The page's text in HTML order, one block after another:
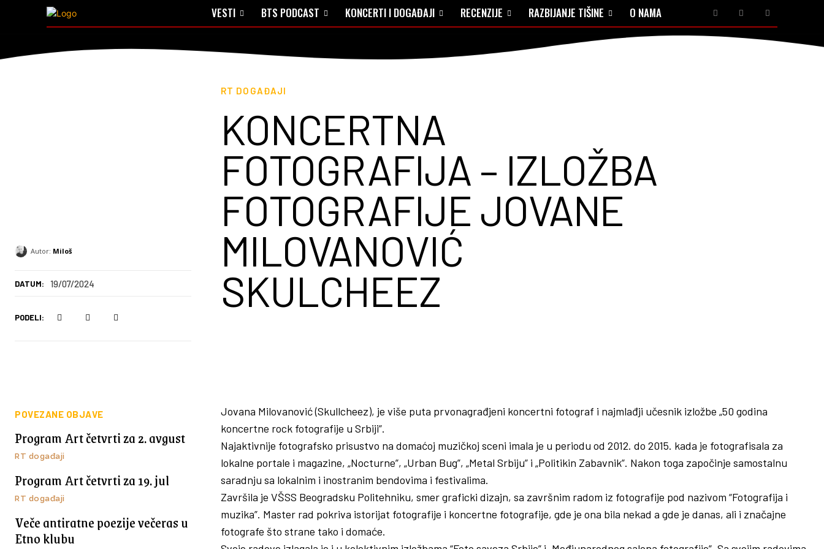
VESTI BTS PODCAST KONCERTI I DOGAĐAJI RECENZIJE RAZBIJANJE TIŠINE O NAMA
Autor: Miloš
DATUM: 19/07/2024
PODELI:
RT DOGAĐAJI
KONCERTNA
FOTOGRAFIJA – IZLOŽBA
FOTOGRAFIJE JOVANE
MILOVANOVIĆ
SKULCHEEZ
POVEZANE OBJAVE
Program Art četvrti za 2. avgust
RT događaji
Program Art četvrti za 19. jul
RT događaji
Veče antiratne poezije večeras u
Etno klubu
Jovana Milovanović (Skullcheez), je više puta prvonagrađjeni koncertni fotograf i najmlađji učesnik izložbe „50 godina
koncertne rock fotografije u Srbiji”.
Najaktivnije fotografsko prisustvo na domaćoj muzičkoj sceni imala je u periodu od 2012. do 2015. kada je fotografisala za
lokalne portale i magazine, „Nocturne”, „Urban Bug”, „Metal Srbiju” i „Politikin Zabavnik”. Nakon toga započinje samostalnu
saradnju sa lokalnim i inostranim bendovima i festivalima.
Završila je VŠSS Beogradsku Politehniku, smer graficki dizajn, sa završnim radom iz fotografije pod nazivom “Fotografija i
muzika”. Master rad pokriva istorijat fotografije i koncertne fotografije, gde je ona bila nekad a gde je danas, ali i značajne
fotografe što strane tako i domaće.